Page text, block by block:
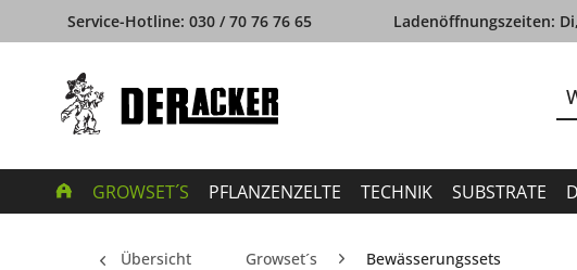
Service-Hotline: 030 / 70 76 76 65 Ladenöffnungszeiten:
GROWSET´S PFLANZENZELTE TECHNIK SUBSTRATE
Übersicht Growset´s Bewässerungssets